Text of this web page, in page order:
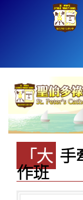
「大手牽小手」親子曲奇餅製
作班